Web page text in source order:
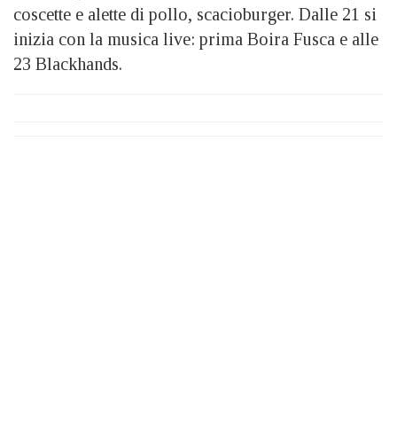
coscette e alette di pollo, scacioburger. Dalle 21 si
inizia con la musica live: prima Boira Fusca e alle
23 Blackhands.